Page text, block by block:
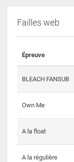
Failles web
Épreuve
BLEACH FANSUB
Own Me
A la float
A la régulière